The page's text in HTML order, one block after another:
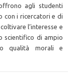
agli studenti
con i ricercatori e di
l’interesse e
scientifico di ampio
qualità morali e